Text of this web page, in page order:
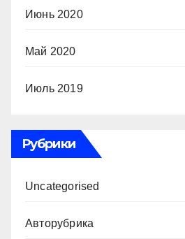
Июнь 2020
Май 2020
Июль 2019
Рубрики
Uncategorised
Авторубрика